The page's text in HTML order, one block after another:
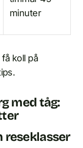
minuter
koll på
med tåg:
reseklasser